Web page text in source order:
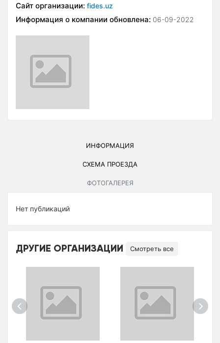
Сайт организации: fides.uz
Информация о компании обновлена: 06-09-2022
ИНФОРМАЦИЯ
СХЕМА ПРОЕЗДА
ФОТОГАЛЕРЕЯ
Нет публикаций
ДРУГИЕ ОРГАНИЗАЦИИ Смотреть все